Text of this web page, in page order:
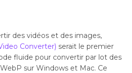
des vidéos et des images,
Converter) serait le premier
fluide pour convertir par lot des
sur Windows et Mac. Ce